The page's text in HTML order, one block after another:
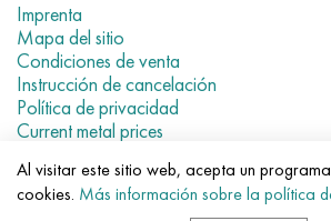
Imprenta
Mapa del sitio
Condiciones de venta
Instrucción de cancelación
Política de privacidad
Current metal prices
© 2007–2026 «Evek GmbH»
El uso de los materiales de la web sin
Al visitar este sitio web, acepta un
cookies. Más información sobre la política